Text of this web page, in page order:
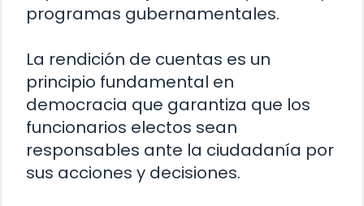
programas gubernamentales.
La rendición de cuentas es un
principio fundamental en
democracia que garantiza que los
funcionarios electos sean
responsables ante la ciudadanía por
sus acciones y decisiones.